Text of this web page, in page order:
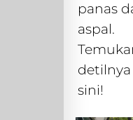
panas
aspal.
sini!